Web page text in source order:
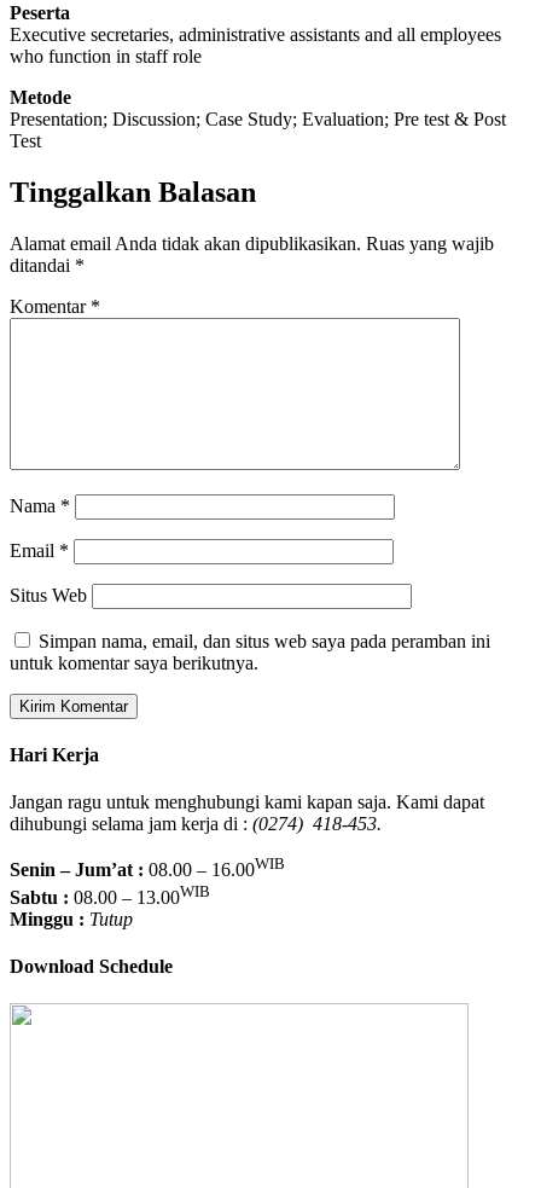
Peserta
Executive secretaries, administrative assistants and all employees
who function in staff role
Metode
Presentation; Discussion; Case Study; Evaluation; Pre test & Post
Test
Tinggalkan Balasan
Alamat email Anda tidak akan dipublikasikan. Ruas yang wajib
ditandai *
Komentar *
Nama *
Email *
Situs Web
Simpan nama, email, dan situs web saya pada peramban ini
untuk komentar saya berikutnya.
Hari Kerja
Jangan ragu untuk menghubungi kami kapan saja. Kami dapat
dihubungi selama jam kerja di : (0274) 418-453.
Senin – Jum’at : 08.00 – 16.00WIB
Sabtu : 08.00 – 13.00WIB
Minggu : Tutup
Download Schedule